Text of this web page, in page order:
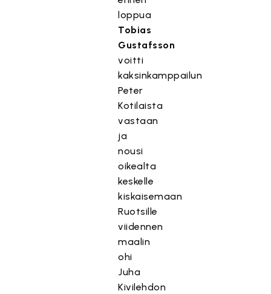
loppua
Tobias
Gustafsson
voitti
kaksinkamppailun
Peter
Kotilaista
vastaan
ja
nousi
oikealta
keskelle
kiskaisemaan
Ruotsille
viidennen
maalin
ohi
Juha
Kivilehdon